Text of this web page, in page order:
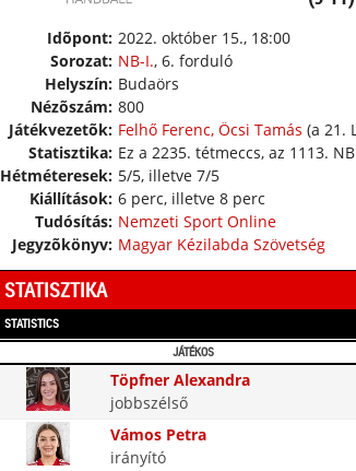
Idõpont: 2022. október 15., 18:00
Sorozat: NB-I., 6. forduló
Helyszín: Budaörs
Nézõszám: 800
Játékvezetõk: Felhő Ferenc, Öcsi Tamás (a 21.
Statisztika: Ez a 2235. tétmeccs, az 1113.
Hétméteresek: 5/5, illetve 7/5
Kiállítások: 6 perc, illetve 8 perc
Tudósítás: Nemzeti Sport Online
Jegyzõkönyv: Magyar Kézilabda Szövetség
STATISZTIKA
STATISTICS
JÁTÉKOS
Töpfner Alexandra
jobbszélső
Vámos Petra
irányító